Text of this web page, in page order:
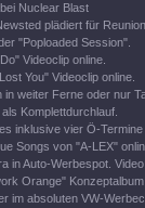
Nuclear Blast
plädiert für
"Poploaded Session".
Videoclip online.
You" Videoclip online.
in weiter Ferne oder nur
Komplettdurchlauf.
inklusive vier Ö-Termine
Songs von "A-LEX"
in Auto-Werbespot.
Orange"
im absoluten VW-